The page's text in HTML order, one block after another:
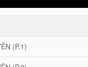
(P.1)